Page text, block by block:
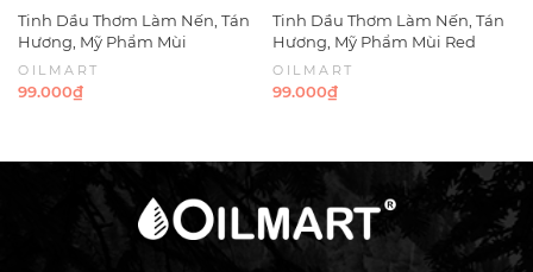
Tinh Dầu Thơm Làm Nến, Tán
Hương, Mỹ Phẩm Mùi
Evergreen
OILMART
99.000₫
Tinh Dầu Thơm Làm Nến, Tán
Hương, Mỹ Phẩm Mùi Red
Currant & Pomegranate
OILMART
99.000₫